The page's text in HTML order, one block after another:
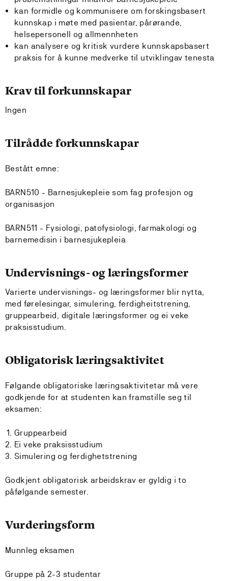
kan formidle og kommunisere om forskingsbasert
kunnskap i møte med pasientar, pårørande,
helsepersonell og allmennheten
kan analysere og kritisk vurdere kunnskapsbasert
praksis for å kunne medverke til utviklingav tenesta
Krav til forkunnskapar
Ingen
Tilrådde forkunnskapar
Bestått emne:
BARN510 - Barnesjukepleie som fag profesjon og
organisasjon
BARN511 - Fysiologi, patofysiologi, farmakologi og
barnemedisin i barnesjukepleia
Undervisnings- og læringsformer
Varierte undervisnings- og læringsformer blir nytta,
med førelesingar, simulering, ferdigheitstrening,
gruppearbeid, digitale læringsformer og ei veke
praksisstudium.
Obligatorisk læringsaktivitet
Følgande obligatoriske læringsaktivitetar må vere
godkjende for at studenten kan framstille seg til
eksamen:
Gruppearbeid
Ei veke praksisstudium
Simulering og ferdighetstrening
Godkjent obligatorisk arbeidskrav er gyldig i to
påfølgande semester.
Vurderingsform
Munnleg eksamen
Gruppe på 2-3 studentar